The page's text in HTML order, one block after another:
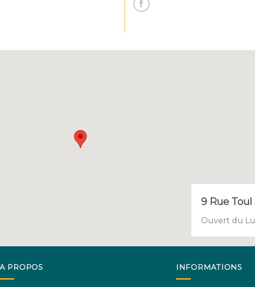
9 Rue
Ouvert du
A PROPOS INFORMATIONS